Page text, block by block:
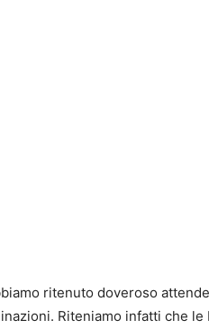
ritenuto doveroso
Riteniamo infatti che